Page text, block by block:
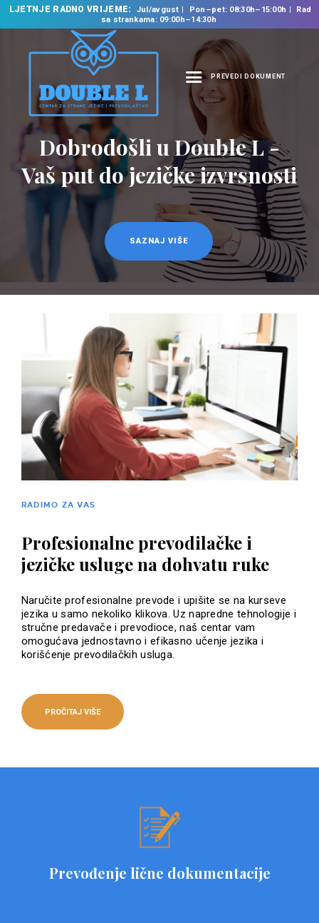
LJETNJE RADNO VRIJEME: Jul/avgust Pon–pet: 08:30h–15:00h
Rad
sa strankama: 09:00h–14:30h
PREVEDI DOKUMENT
NASLOVNA
O NAMA
NAŠE USLUGE
ŠKOLA STRANIH
JEZIKA
PREVODILAČKI BIRO
KURSEVI
NOVOSTI
KONTAKT
Prevodilačke usluge
na 35 jezika
SAZNAJ VIŠE
RADIMO ZA VAS
Profesionalne prevodilačke i
jezičke usluge na dohvatu ruke
Naručite profesionalne prevode i upišite se na kurseve
jezika u samo nekoliko klikova. Uz napredne tehnologije i
stručne predavače i prevodioce, naš centar vam
omogućava jednostavno i efikasno učenje jezika i
korišćenje prevodilačkih usluga.
PROČITAJ VIŠE
Prevođenje lične dokumentacije